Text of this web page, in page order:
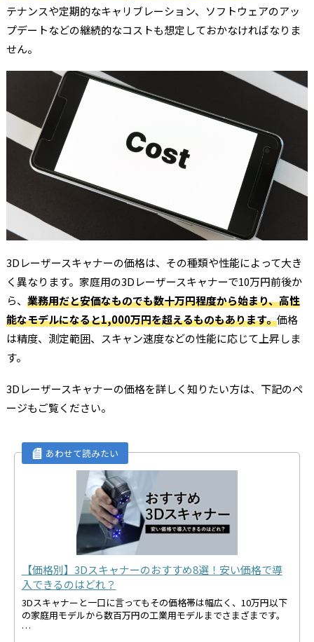
テナンスや定期的なキャリブレーション、ソフトウェアのアッ
プデートなどの継続的なコストも想定しておかなければなりま
せん。
3Dレーザースキャナーの価格は、その種類や性能によって大き
く異なります。家庭用の3Dレーザースキャナーで10万円前後か
ら、 業務用だと安価なものでも数十万円程度から始まり、高性
能なモデルになると1,000万円を超えるものもあります。価格
は精度、測定範囲、スキャン速度などの性能に応じて上昇しま
す。
3Dレーザースキャナーの価格を詳しく知りたい方は、下記のペ
ージもご覧ください。
【価格別】3Dスキャナーのおすすめ8選！安い価格で導
入できるのはどれ？
3Dスキャナーと一口に言ってもその価格帯は幅広く、10万円以下
の家庭用モデルから数百万円の工業用モデルまでさまざまです。
…